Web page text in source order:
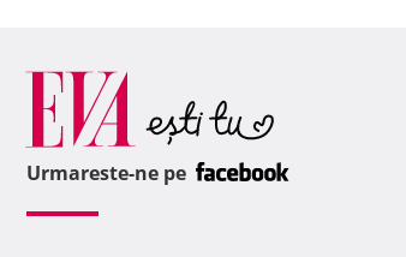
Urmareste-ne pe